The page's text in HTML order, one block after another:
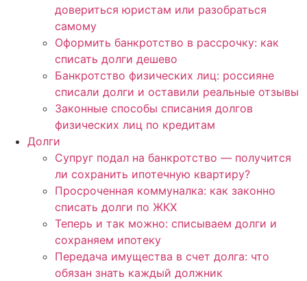
довериться юристам или разобраться
самому
Оформить банкротство в рассрочку: как
списать долги дешево
Банкротство физических лиц: россияне
списали долги и оставили реальные отзывы
Законные способы списания долгов
физических лиц по кредитам
Долги
Супруг подал на банкротство — получится
ли сохранить ипотечную квартиру?
Просроченная коммуналка: как законно
списать долги по ЖКХ
Теперь и так можно: списываем долги и
сохраняем ипотеку
Передача имущества в счет долга: что
обязан знать каждый должник